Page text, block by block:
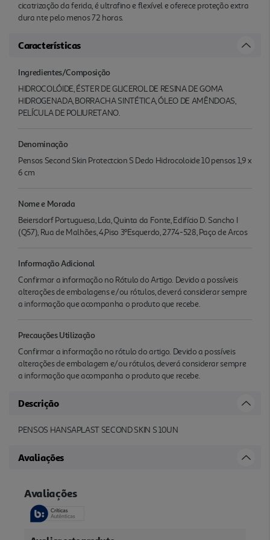
cicatrização da ferida, é ultrafino e flexível e oferece proteção extra
dura nte pelo menos 72 horas.
Características
Ingredientes/Composição
HIDROCOLÓIDE, ÉSTER DE GLICEROL DE RESINA DE GOMA
HIDROGENADA, BORRACHA SINTÉTICA, ÓLEO DE AMÊNDOAS,
PELÍCULA DE POLIURETANO.
Denominação
Pensos Second Skin Protectcion S Dedo Hidrocoloide 10 pensos 1,9 x
6 cm
Nome e Morada
Beiersdorf Portuguesa, Lda, Quinta da Fonte, Edifício D. Sancho I
(Q57), Rua de Malhões, 4,Piso 3ºEsquerdo, 2774-528, Paço de Arcos
Informação Adicional
Confirmar a informação no Rótulo do Artigo. Devido a possíveis
alterações de embalagens e/ou rótulos, deverá considerar sempre
a informação que acompanha o produto que recebe.
Precauções Utilização
Confirmar a informação no rótulo do artigo. Devido a possíveis
alterações de embalagem e/ou rótulos, deverá considerar sempre
a informação que acompanha o produto que recebe.
Descrição
PENSOS HANSAPLAST SECOND SKIN S 10UN
Avaliações